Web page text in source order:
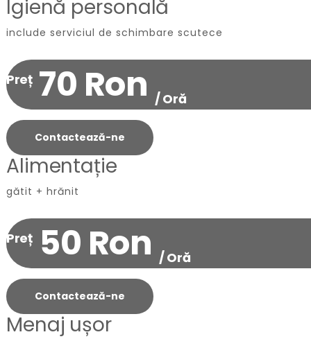
Igienă personală
include serviciul de schimbare scutece
Preț 70 Ron / Oră
Contactează-ne
Alimentație
gătit + hrănit
Preț 50 Ron / Oră
Contactează-ne
Menaj ușor